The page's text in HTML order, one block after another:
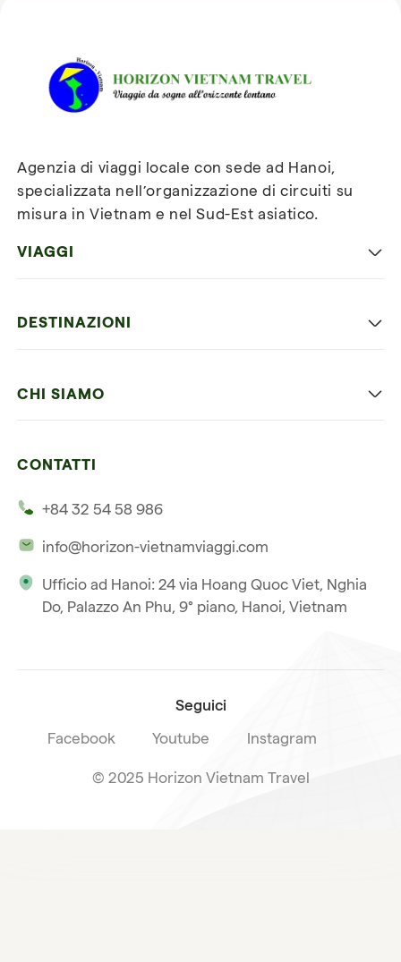
Vietnam Travel
Iscriviti alla nostra
Agenzia di viaggi locale con sede ad Hanoi,
specializzata nell’organizzazione di circuiti su
misura in Vietnam e nel Sud-Est asiatico.
VIAGGI
Vietnam e Cambogia
DESTINAZIONI
CHI SIAMO
La nostra licenza internazionale
CONTATTI
+84 32 54 58 986
info@horizon-vietnamviaggi.com
Ufficio ad Hanoi: 24 via Hoang Quoc Viet, Nghia
Do, Palazzo An Phu, 9° piano, Hanoi, Vietnam
Seguici
Facebook Youtube Instagram
© 2025 Horizon Vietnam Travel